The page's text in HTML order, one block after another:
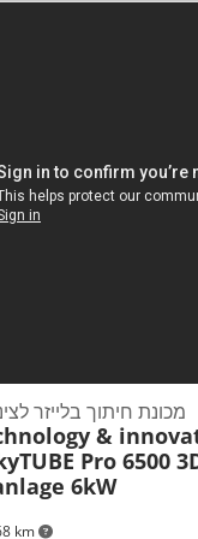
km
מכונת חיתוך בלייזר
&
Pro 6500
6kW